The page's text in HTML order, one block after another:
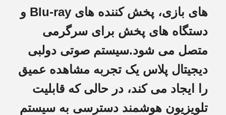
های بازی، پخش کننده های Blu-ray و
دستگاه های پخش برای سرگرمی
متصل می شود.سیستم صوتی دولبی
دیجیتال پلاس یک تجربه مشاهده عمیق
را ایجاد می کند، در حالی که قابلیت
تلویزیون هوشمند دسترسی به سیستم